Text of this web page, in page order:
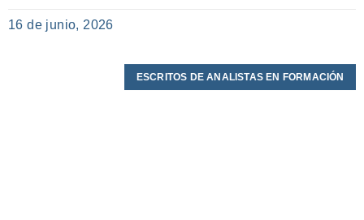
16 de junio, 2026
ESCRITOS DE ANALISTAS EN FORMACIÓN